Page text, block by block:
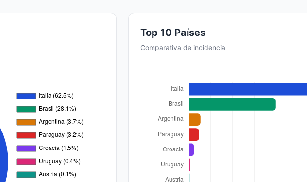
Top 10 Países
Comparativa de incidencia